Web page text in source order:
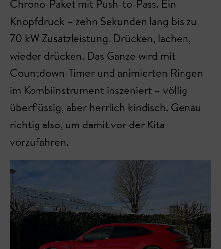
Chrono-Paket mit Push-to-Pass. Ein
Knopfdruck – zehn Sekunden lang bis zu
70 kW Zusatzleistung. Drücken, lachen,
wieder drücken. Das Ganze wird mit
Countdown-Timer und animierten Ringen
im Kombiinstrument inszeniert – völlig
überflüssig, aber herrlich kindisch. Genau
richtig also, um damit vor der Kita
vorzufahren.